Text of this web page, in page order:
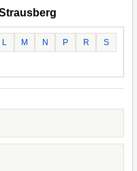
L M N P R
S